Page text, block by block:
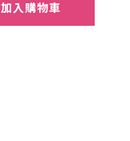
加入購物車